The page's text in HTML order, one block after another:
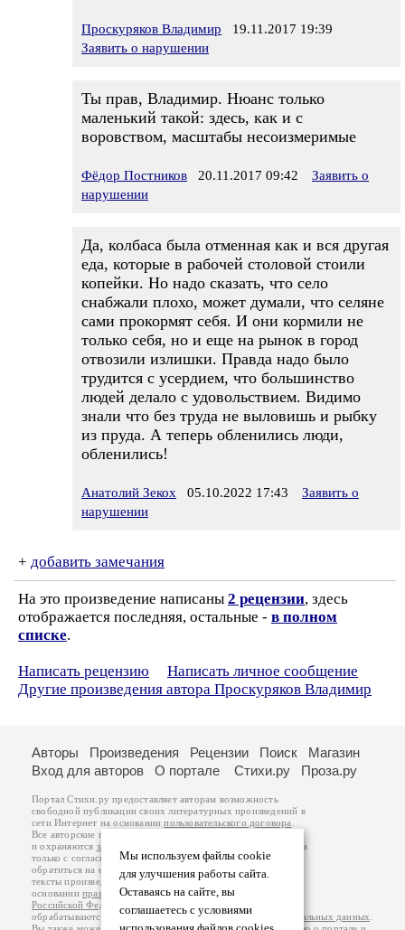
Проскуряков Владимир 19.11.2017 19:39
Заявить о нарушении
Ты прав, Владимир. Нюанс только
маленький такой: здесь, как и с
воровством, масштабы несоизмеримые
Фёдор Постников 20.11.2017 09:42
Заявить о
нарушении
Да, колбаса была отменная как и вся другая
еда, которые в рабочей столовой стоили
копейки. Но надо сказать, что село
снабжали плохо, может думали, что селяне
сами прокормят себя. И они кормили не
только себя, но и еще на рынок в город
отвозили излишки. Правда надо было
трудится с усердием, что большинство
людей делало с удовольствием. Видимо
знали что без труда не выловишь и рыбку
из пруда. А теперь обленились люди,
обленились!
Анатолий Зекох 05.10.2022 17:43
Заявить о
нарушении
+ добавить замечания
На это произведение написаны 2 рецензии, здесь
отображается последняя, остальные - в полном
списке.
Написать рецензию
Написать личное сообщение
Другие произведения автора Проскуряков Владимир
Мы используем файлы cookie
для улучшения работы сайта.
Оставаясь на сайте, вы
соглашаетесь с условиями
Авторы Произведения Рецензии Поиск
Магазин
Вход для авторов
О портале Стихи.ру Проза.ру
Портал Стихи.ру предоставляет авторам возможность
свободной публикации своих литературных произведений в
сети Интернет на основаниипользовательского договора
Все авторские права на произведения принадлежат авторам
и охраняются законом
. Перепечатка произведений возможна
только с согласия его автора, к которому вы можете
обратиться на его авторской странице. Ответственность за
тексты произведений авторы несут самостоятельно на
основанииправил публикацииизаконодательства
Российской Федерации
обрабатываются на основанииПолитики обработки персональных данных